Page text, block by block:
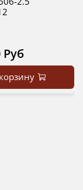
Руб